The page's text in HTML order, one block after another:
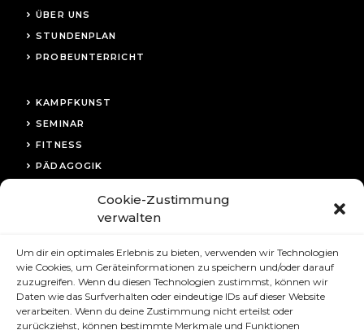
Cookie-Zustimmung
verwalten
Um dir ein optimales Erlebnis zu bieten, verwenden wir Technologien
wie Cookies, um Geräteinformationen zu speichern und/oder darauf
zuzugreifen. Wenn du diesen Technologien zustimmst, können wir
Daten wie das Surfverhalten oder eindeutige IDs auf dieser Website
verarbeiten. Wenn du deine Zustimmung nicht erteilst oder
zurückziehst, können bestimmte Merkmale und Funktionen
ÜBER UNS
STUNDENPLAN
PROBEUNTERRICHT
KAMPFKUNST
SEMINAR
FITNESS
PÄDAGOGIK
DATENSCHUTZ
COOKIE-RICHTLINIE